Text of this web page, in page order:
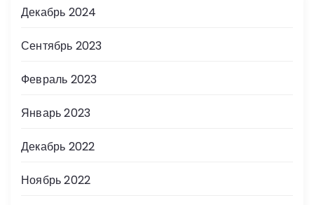
Декабрь 2024
Сентябрь 2023
Февраль 2023
Январь 2023
Декабрь 2022
Ноябрь 2022